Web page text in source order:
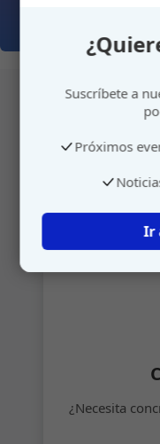
Gestione su cita
¿Necesita
Suscríbete a
Próximos
Ir